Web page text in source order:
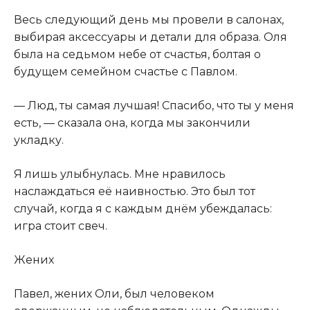
Весь следующий день мы провели в салонах,
выбирая аксессуары и детали для образа. Оля
была на седьмом небе от счастья, болтая о
будущем семейном счастье с Павлом.
— Люд, ты самая лучшая! Спасибо, что ты у меня
есть, — сказала она, когда мы закончили
укладку.
Я лишь улыбнулась. Мне нравилось
наслаждаться её наивностью. Это был тот
случай, когда я с каждым днём убеждалась:
игра стоит свеч.
Жених
Павел, жених Оли, был человеком